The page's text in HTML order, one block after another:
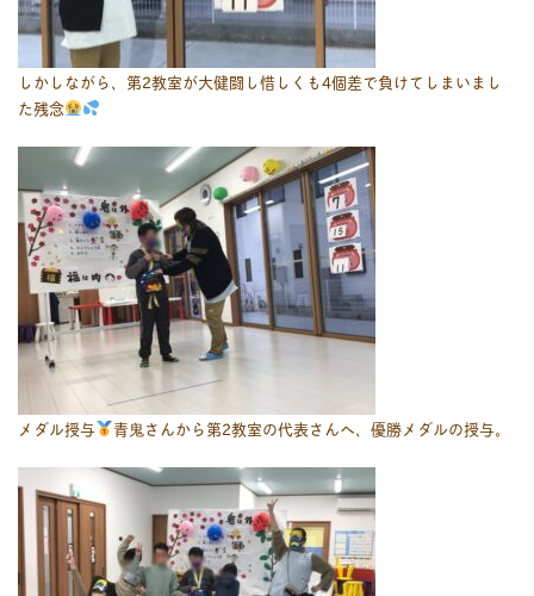
しかしながら、第2教室が大健闘し惜しくも4個差で負けてしまいまし
た残念
メダル授与 青鬼さんから第2教室の代表さんへ、優勝メダルの授与。